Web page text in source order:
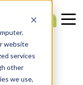
website
services
other
we use,